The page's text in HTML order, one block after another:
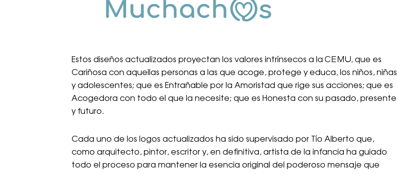
Estos diseños actualizados proyectan los valores intrínsecos a la CEMU, que es
Cariñosa con aquellas personas a las que acoge, protege y educa, los niños, niñas
y adolescentes; que es Entrañable por la Amoristad que rige sus acciones; que es
Acogedora con todo el que la necesite; que es Honesta con su pasado, presente
y futuro.
Cada uno de los logos actualizados ha sido supervisado por Tío Alberto que,
como arquitecto, pintor, escritor y, en definitiva, artista de la infancia ha guiado
todo el proceso para mantener la esencia original del poderoso mensaje que